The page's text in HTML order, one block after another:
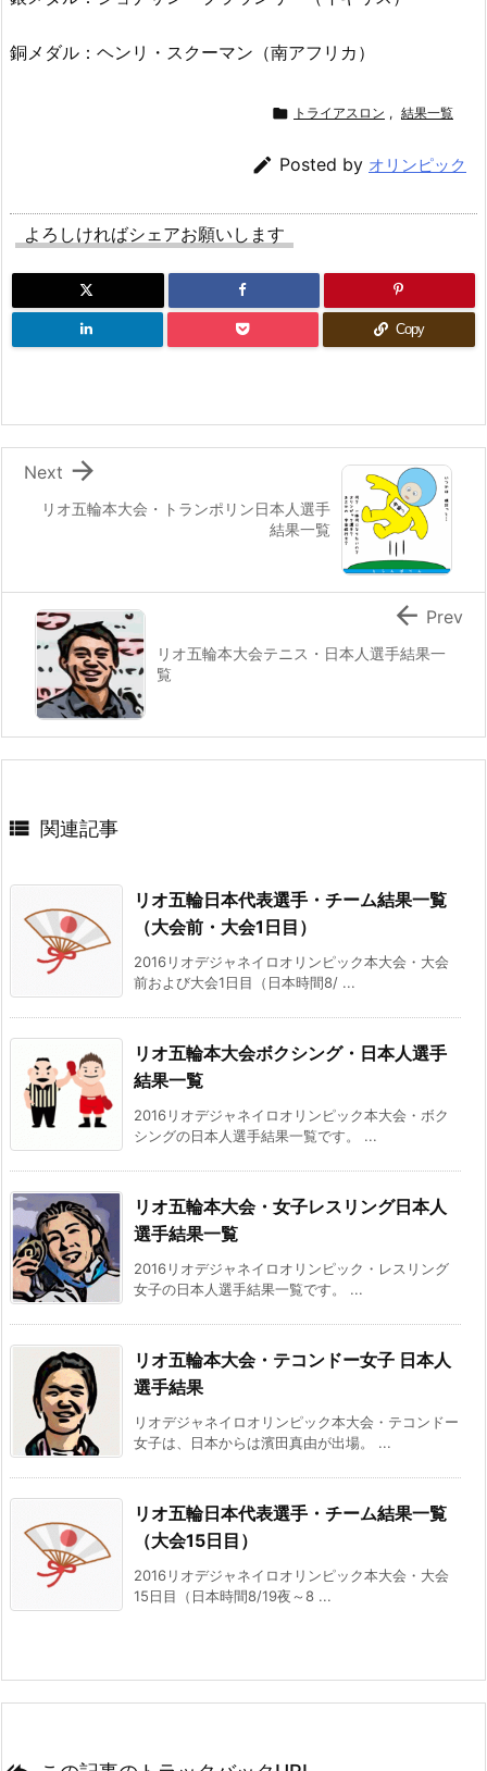
銅メダル：ヘンリ・スクーマン（南アフリカ）
 トライアスロン , 結果一覧
 Posted by オリンピック
よろしければシェアお願いします
Copy
リオ五輪本大会・トランポリン日本人選手
結果一覧

Next
リオ五輪本大会テニス・日本人選手結果一
覧
 Prev
 関連記事
リオ五輪日本代表選手・チーム結果一覧
（大会前・大会1日目）
2016リオデジャネイロオリンピック本大会・大会
前および大会1日目（日本時間8/ ...
リオ五輪本大会ボクシング・日本人選手
結果一覧
2016リオデジャネイロオリンピック本大会・ボク
シングの日本人選手結果一覧です。 ...
リオ五輪本大会・女子レスリング日本人
選手結果一覧
2016リオデジャネイロオリンピック・レスリング
女子の日本人選手結果一覧です。 ...
リオ五輪本大会・テコンドー女子 日本人
選手結果
リオデジャネイロオリンピック本大会・テコンドー
女子は、日本からは濱田真由が出場。 ...
リオ五輪日本代表選手・チーム結果一覧
（大会15日目）
2016リオデジャネイロオリンピック本大会・大会
15日目（日本時間8/19夜～8 ...